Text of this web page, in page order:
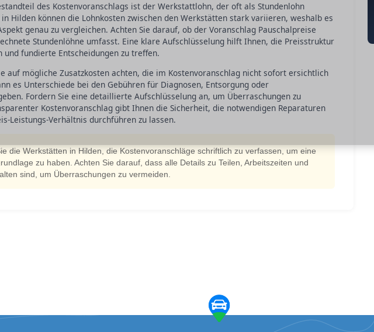
des Kostenvoranschlags ist der Werkstattlohn, der oft als Stundenlohn
Hilden können die Lohnkosten zwischen den Werkstätten stark variieren, weshalb es
genau zu vergleichen. Achten Sie darauf, ob der Voranschlag Pauschalpreise
Stundenlöhne umfasst. Eine klare Aufschlüsselung hilft Ihnen, die Preisstruktur
und fundierte Entscheidungen zu treffen.
auf mögliche Zusatzkosten achten, die im Kostenvoranschlag nicht sofort ersichtlich
es Unterschiede bei den Gebühren für Diagnosen, Entsorgung oder
Fordern Sie eine detaillierte Aufschlüsselung an, um Überraschungen zu
Kostenvoranschlag gibt Ihnen die Sicherheit, die notwendigen Reparaturen
Leistungs-Verhältnis durchführen zu lassen.
die Werkstätten in Hilden, die Kostenvoranschläge schriftlich zu verfassen, um eine
zu haben. Achten Sie darauf, dass alle Details zu Teilen, Arbeitszeiten und
sind, um Überraschungen zu vermeiden.